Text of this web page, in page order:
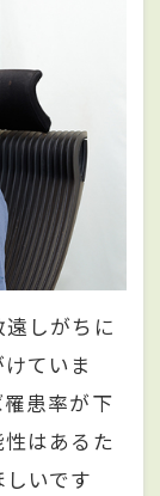
しがちに
ていま
患率が下
はあるた
いです